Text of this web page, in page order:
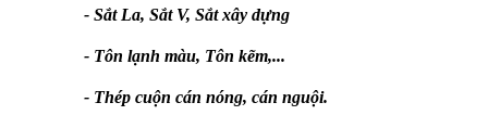
- Sắt La, Sắt V, Sắt xây dựng
- Tôn lạnh màu, Tôn kẽm,...
- Thép cuộn cán nóng, cán nguội.